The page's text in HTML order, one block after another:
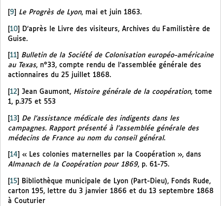
9 Le Progrès de Lyon, mai et juin 1863.
[10]
D’après le Livre des visiteurs, Archives du Familistère de
Guise.
11
Bulletin de la Société de Colonisation européo-américaine
au Texas, n°33, compte rendu de l’assemblée générale des
actionnaires du 25 juillet 1868.
12 Jean Gaumont, Histoire générale de la coopération, tome
1, p.375 et 553
[13] De l’assistance médicale des indigents dans les
campagnes. Rapport présenté à l’assemblée générale des
médecins de France au nom du conseil général.
14
« Les colonies maternelles par la Coopération », dans
Almanach de la Coopération pour 1869, p. 61-75.
[15]
Bibliothèque municipale de Lyon (Part-Dieu), Fonds Rude,
carton 195, lettre du 3 janvier 1866 et du 13 septembre 1868
à Couturier